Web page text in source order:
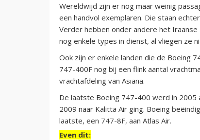
Wereldwijd zijn er nog maar weinig
een handvol exemplaren. Die staan
Verder hebben onder andere het Iraanse
nog enkele types in dienst, al vliegen ze
Ook zijn er enkele landen die de Boeing
747-400F nog bij een flink aantal
vrachtafdeling van Asiana.
De laatste Boeing 747-400 werd in 2005
2009 naar Kalitta Air ging. Boeing
laatste, een 747-8F, aan Atlas Air.
Even dit: